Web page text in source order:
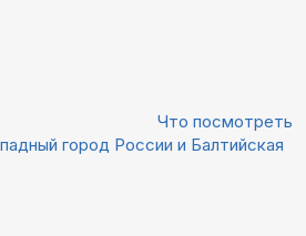
Что посмотреть
город России и Балтийская